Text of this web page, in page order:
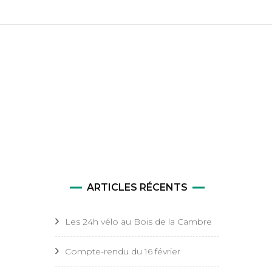
et
ARTICLES RÉCENTS
Les 24h vélo au Bois de la Cambre
Compte-rendu du 16 février